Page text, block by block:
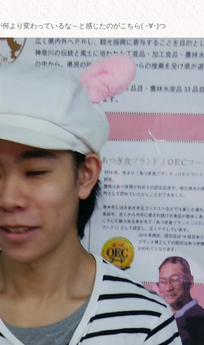
より変わっているな～と感じたのがこちら( ･∀･)つ